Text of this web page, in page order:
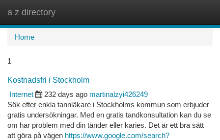
a z directory
Home
1
Kostnadsfri i Stockholm
Internet
232 days ago martinalzyi426249
Sök efter enkla tannläkare i Stockholms kommun som erbjuder
gratis undersökningar. Med en gratis tandkonsultation kan du se
om har problem med din tänder eller karies. Det är ett bra sätt
att göra på vägen https://www.google.com/search?